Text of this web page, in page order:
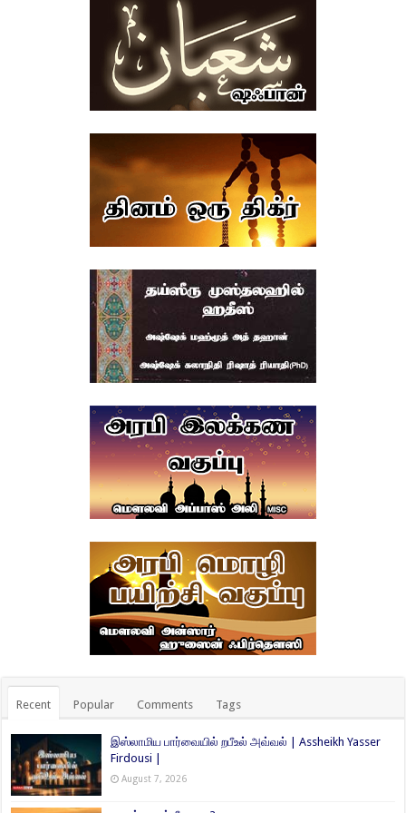
Recent Popular Comments Tags
இஸ்லாமிய பார்வையில் றபீஉல் அவ்வல் | Assheikh Yasser
Firdousi |
August 7, 2026